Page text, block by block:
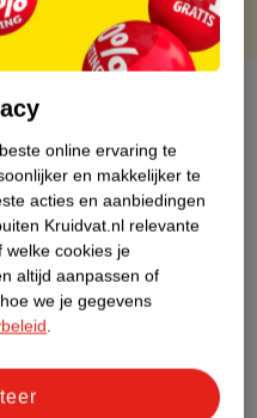
(nog) geen Nature
online ervaring te
en makkelijker te
acties en aanbiedingen
Kruidvat.nl relevante
welke cookies je
altijd aanpassen of
we je gegevens
.